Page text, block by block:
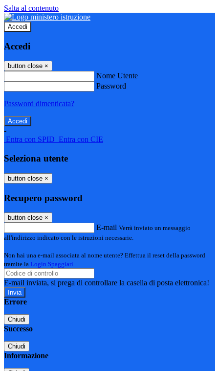
Salta al contenuto
Accedi
Accedi
button close ×
Nome Utente
Password
Password dimenticata?
-
Entra con SPID Entra con CIE
Seleziona utente
button close ×
Recupero password
button close ×
E-mail Verrà inviato un messaggio
all'indirizzo indicato con le istruzioni necessarie.
Non hai una e-mail associata al nome utente? Effettua il reset della password
tramite la Login Spaggiari
E-mail inviata, si prega di controllare la casella di posta elettronica!
Errore
Chiudi
Successo
Chiudi
Informazione